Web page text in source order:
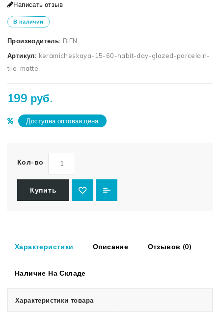
Написать отзыв
В наличии
Производитель: BIEN
Артикул: keramicheskaya-15-60-habit-day-glazed-porcelain-
tile-matte
199 руб.
Доступна оптовая цена
Кол-во
Купить
Характеристики Описание Отзывов (0)
Наличие На Складе
Характеристики товара